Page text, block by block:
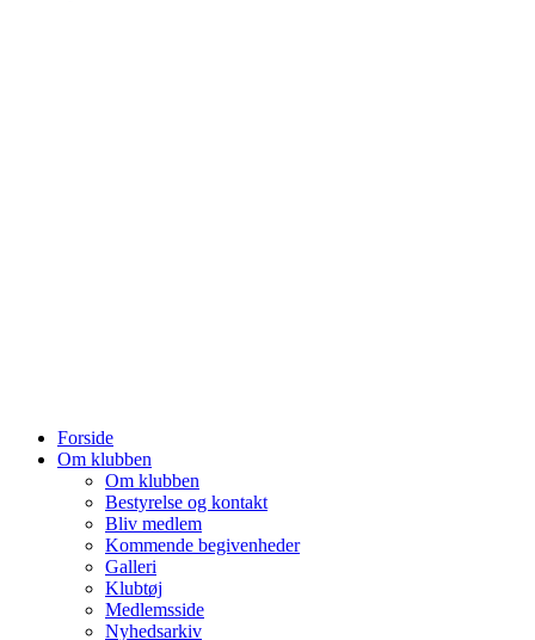
Forside
Om klubben
Om klubben
Bestyrelse og kontakt
Bliv medlem
Kommende begivenheder
Galleri
Klubtøj
Medlemsside
Nyhedsarkiv